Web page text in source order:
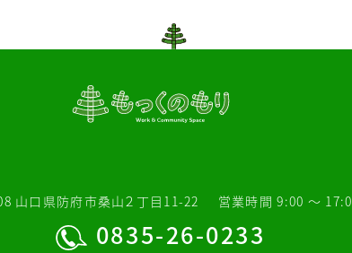
山口県防府市桑山２丁目11-22 営業時間 9:00 〜
0835-26-0233